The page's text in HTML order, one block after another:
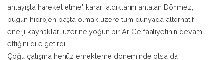
anlayışla hareket etme" kararı aldıklarını anlatan Dönmez,
bugün hidrojen başta olmak üzere tüm dünyada alternatif
enerji kaynakları üzerine yoğun bir Ar-Ge faaliyetinin devam
ettiğini dile getirdi.
Çoğu çalışma henüz emekleme döneminde olsa da